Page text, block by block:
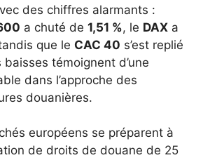
des chiffres alarmants :
a chuté de 1,51 %, le DAX a
que le CAC 40 s’est replié
baisses témoignent d’une
dans l’approche des
douanières.
européens se préparent à
de droits de douane de 25